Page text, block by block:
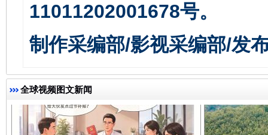
11011202001678号。
制作采编部/影视采编部/发
全球视频图文新闻
揭开“小金库”的免责幌子